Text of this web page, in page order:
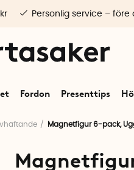
Fordon Presenttips
Personlig service –
Magnetfigur 6-pack,